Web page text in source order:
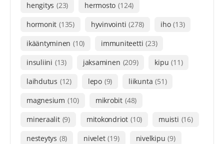
hengitys (23) hermosto (124)
hormonit (135) hyvinvointi (278) iho (13)
ikääntyminen (10) immuniteetti (23)
insuliini (13) jaksaminen (209) kipu (11)
laihdutus (12) lepo (9) liikunta (51)
magnesium (10) mikrobit (48)
mineraalit (9) mitokondriot (10) muisti (16)
nesteytys (8) nivelet (19) nivelkipu (9)